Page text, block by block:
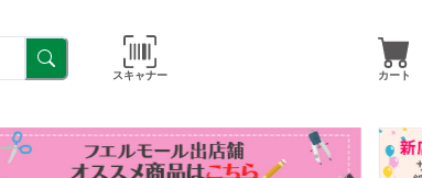
スキャナー カート